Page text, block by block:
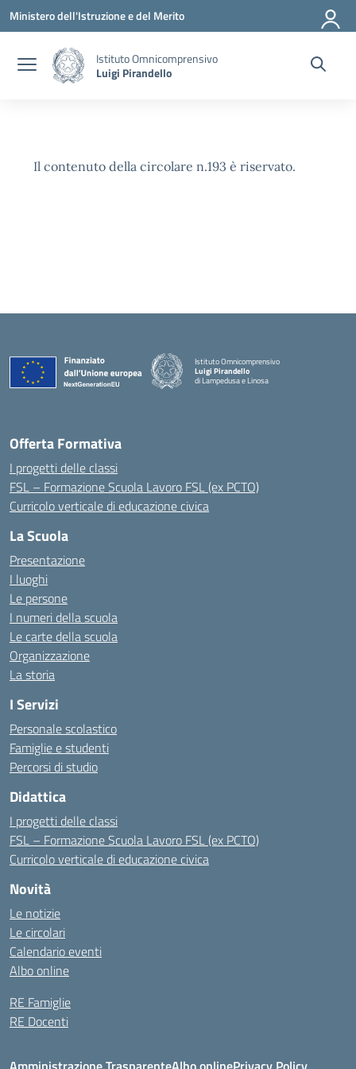
Vai ai contenuti
Vai al menu di navigazione
Vai al footer
Ministero dell'Istruzione e del Merito
Istituto Omnicomprensivo
Luigi Pirandello
Il contenuto della circolare n.193 è riservato.
Istituto Omnicomprensivo
Luigi Pirandello
di Lampedusa e Linosa
Offerta Formativa
I progetti delle classi
FSL – Formazione Scuola Lavoro FSL (ex PCTO)
Curricolo verticale di educazione civica
La Scuola
Presentazione
I luoghi
Le persone
I numeri della scuola
Le carte della scuola
Organizzazione
La storia
I Servizi
Personale scolastico
Famiglie e studenti
Percorsi di studio
Didattica
I progetti delle classi
FSL – Formazione Scuola Lavoro FSL (ex PCTO)
Curricolo verticale di educazione civica
Novità
Le notizie
Le circolari
Calendario eventi
Albo online
RE Famiglie
RE Docenti